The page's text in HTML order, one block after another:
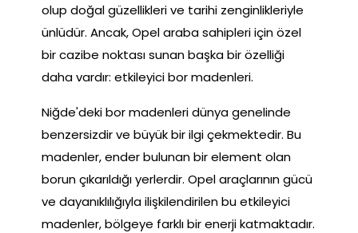
olup doğal güzellikleri ve tarihi zenginlikleriyle
ünlüdür. Ancak, Opel araba sahipleri için özel
bir cazibe noktası sunan başka bir özelliği
daha vardır: etkileyici bor madenleri.
Niğde'deki bor madenleri dünya genelinde
benzersizdir ve büyük bir ilgi çekmektedir. Bu
madenler, ender bulunan bir element olan
borun çıkarıldığı yerlerdir. Opel araçlarının gücü
ve dayanıklılığıyla ilişkilendirilen bu etkileyici
madenler, bölgeye farklı bir enerji katmaktadır.